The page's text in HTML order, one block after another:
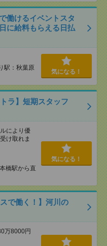
働けるイベントスタ
に給料もらえる日払
駅：秋葉原
気になる！
ラ】短期スタッフ
により優
け取れま
橋駅から直
気になる！
で働く！】河川の
万8000円